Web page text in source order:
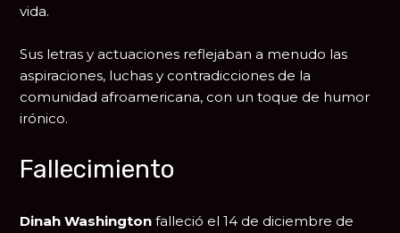
vida.
Sus letras y actuaciones reflejaban a menudo las
aspiraciones, luchas y contradicciones de la
comunidad afroamericana, con un toque de humor
irónico.
Fallecimiento
Dinah Washington falleció el 14 de diciembre de